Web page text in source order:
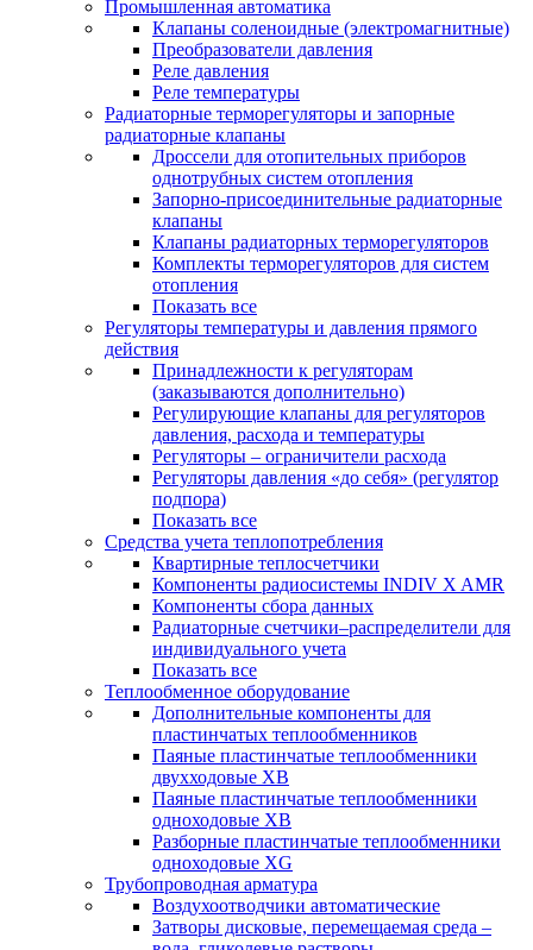
Промышленная автоматика
Клапаны соленоидные (электромагнитные)
Преобразователи давления
Реле давления
Реле температуры
Радиаторные терморегуляторы и запорные
радиаторные клапаны
Дроссели для отопительных приборов
однотрубных систем отопления
Запорно-присоединительные радиаторные
клапаны
Клапаны радиаторных терморегуляторов
Комплекты терморегуляторов для систем
отопления
Показать все
Регуляторы температуры и давления прямого
действия
Принадлежности к регуляторам
(заказываются дополнительно)
Регулирующие клапаны для регуляторов
давления, расхода и температуры
Регуляторы – ограничители расхода
Регуляторы давления «до себя» (регулятор
подпора)
Показать все
Средства учета теплопотребления
Квартирные теплосчетчики
Компоненты радиосистемы INDIV X AMR
Компоненты сбора данных
Радиаторные счетчики–распределители для
индивидуального учета
Показать все
Теплообменное оборудование
Дополнительные компоненты для
пластинчатых теплообменников
Паяные пластинчатые теплообменники
двухходовые XB
Паяные пластинчатые теплообменники
одноходовые ХВ
Разборные пластинчатые теплообменники
одноходовые ХG
Трубопроводная арматура
Воздухоотводчики автоматические
Затворы дисковые, перемещаемая среда –